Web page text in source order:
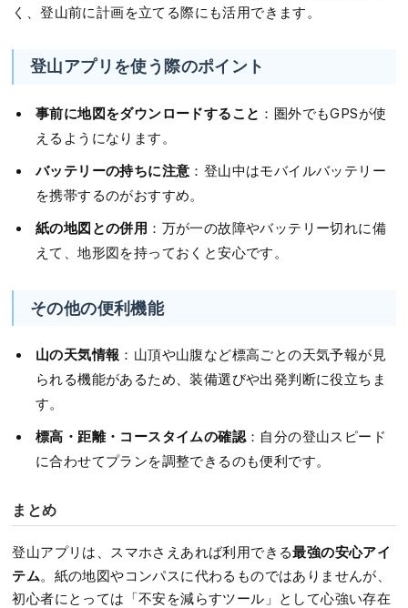
く、登山前に計画を立てる際にも活用できます。
登山アプリを使う際のポイント
事前に地図をダウンロードすること ：圏外でもGPSが使
えるようになります。
バッテリーの持ちに注意 ：登山中はモバイルバッテリー
を携帯するのがおすすめ。
紙の地図との併用 ：万が一の故障やバッテリー切れに備
えて、地形図を持っておくと安心です。
その他の便利機能
山の天気情報 ：山頂や山腹など標高ごとの天気予報が見
られる機能があるため、装備選びや出発判断に役立ちま
す。
標高・距離・コースタイムの確認：自分の登山スピード
に合わせてプランを調整できるのも便利です。
まとめ
登山アプリは、スマホさえあれば利用できる最強の安心アイ
テム。紙の地図やコンパスに代わるものではありませんが、
初心者にとっては「不安を減らすツール」として心強い存在